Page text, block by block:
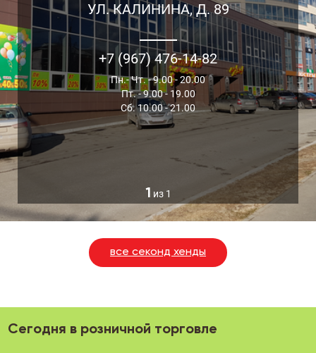
1 из 1
УЛ. КАЛИНИНА, Д. 89
+7 (967) 476-14-82
Пн.- Чт. - 9.00 - 20.00
Пт. - 9.00 - 19.00
Сб. 10.00 - 21.00
все секонд хенды
Сегодня в розничной торговле